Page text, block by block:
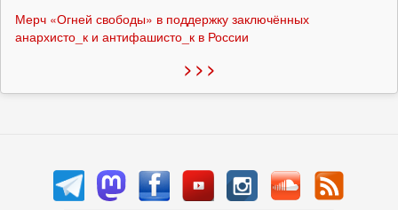
Мерч «Огней свободы» в поддержку заключённых
анархисто_к и антифашисто_к в России
> > >